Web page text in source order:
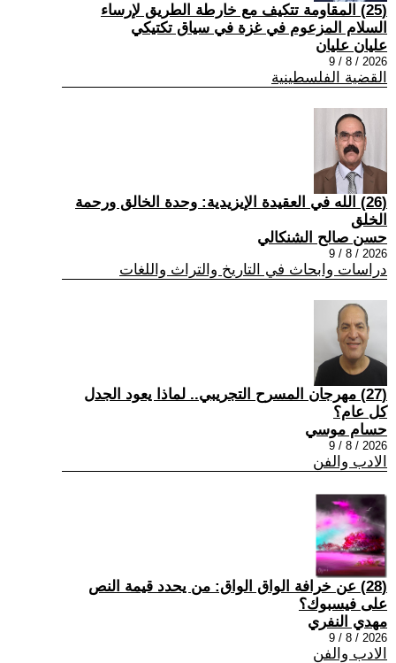
(25) المقاومة تتكيف مع خارطة الطريق لإرساء
السلام المزعوم في غزة في سياق تكتيكي
عليان عليان
2026 / 8 / 9
القضية الفلسطينية
(26) الله في العقيدة الإيزيدية: وحدة الخالق ورحمة
الخلق
حسن صالح الشنكالي
2026 / 8 / 9
دراسات وابحاث في التاريخ والتراث واللغات
(27) مهرجان المسرح التجريبي.. لماذا يعود الجدل
كل عام؟
حسام موسي
2026 / 8 / 9
الادب والفن
(28) عن خرافة الواق الواق: من يحدد قيمة النص
على فيسبوك؟
مهدي النفري
2026 / 8 / 9
الادب والفن